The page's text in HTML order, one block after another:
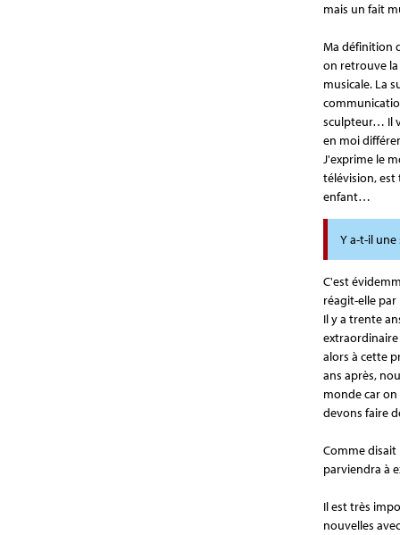
mais un fait
Ma définition
on retrouve
musicale. La
sculpteur… Il
en moi
J'exprime le
télévision, est
enfant…
Y a-t-il
C'est
réagit-elle par
Il y a trente
extraordinaire
alors à cette
ans après,
monde car on
devons faire
Comme
parviendra à
Il est très
nouvelles